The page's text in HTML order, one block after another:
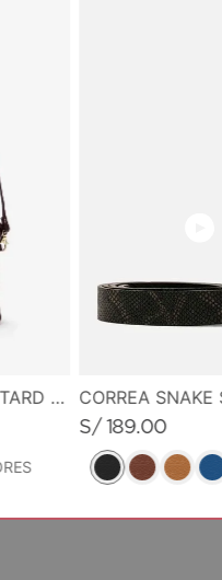
de ancho
MORRAL DE CUERO MUSTARD MUSE CORREA SNAKE
S/ 189.00